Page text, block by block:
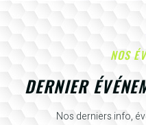
NOS
DERNIER
Nos derniers info,